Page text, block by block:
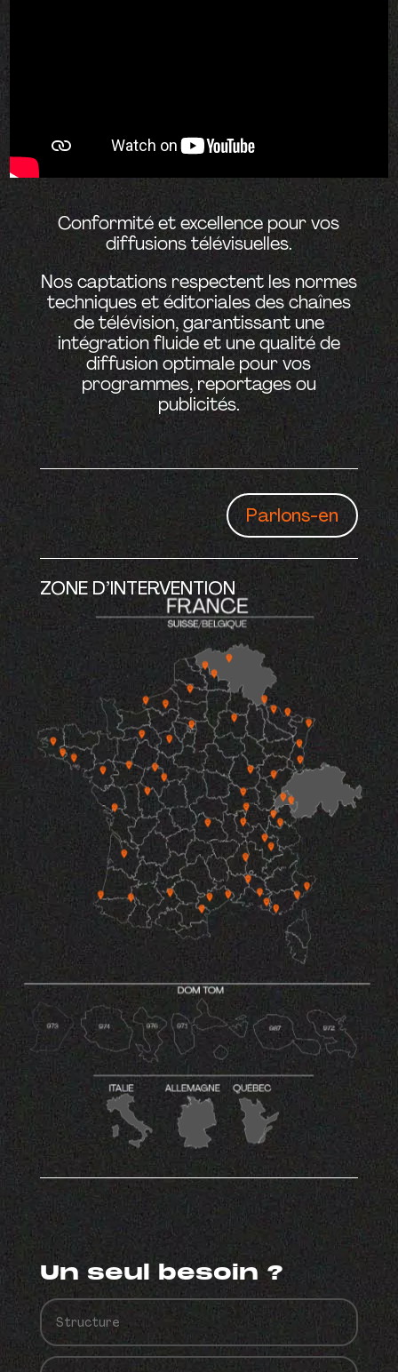
Conformité et excellence pour vos
diffusions télévisuelles.
Nos captations respectent les normes
techniques et éditoriales des chaînes
de télévision, garantissant une
intégration fluide et une qualité de
diffusion optimale pour vos
programmes, reportages ou
publicités.
Parlons-en
ZONE D’INTERVENTION
Un seul besoin ?